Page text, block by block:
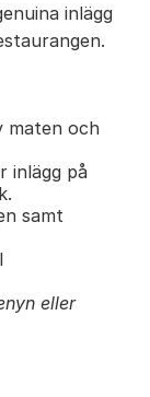
inlägg
maten och
inlägg på
samt
eller